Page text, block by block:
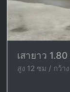
เสายาว
สูง 12 ซม / กว้า